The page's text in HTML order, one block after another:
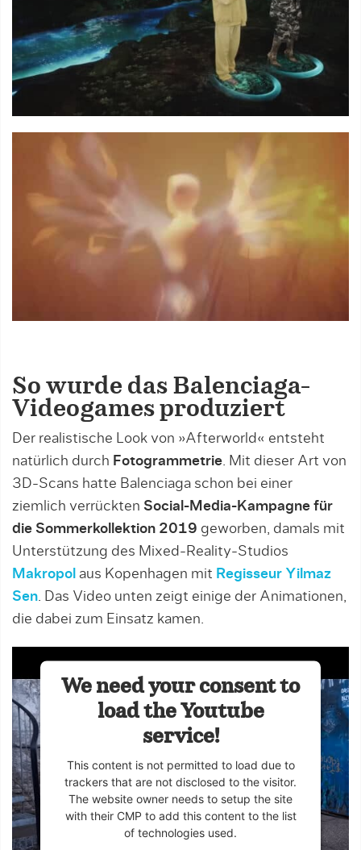
So wurde das Balenciaga-
Videogames produziert
Der realistische Look von »Afterworld« entsteht
natürlich durch Fotogrammetrie. Mit dieser Art von
3D-Scans hatte Balenciaga schon bei einer
ziemlich verrückten Social-Media-Kampagne für
die Sommerkollektion 2019 geworben, damals mit
Unterstützung des Mixed-Reality-Studios
Makropol aus Kopenhagen mit Regisseur Yilmaz
Sen. Das Video unten zeigt einige der Animationen,
die dabei zum Einsatz kamen.
We need your consent to
load the Youtube
service!
This content is not permitted to load due to
trackers that are not disclosed to the visitor.
The website owner needs to setup the site
with their CMP to add this content to the list
of technologies used.